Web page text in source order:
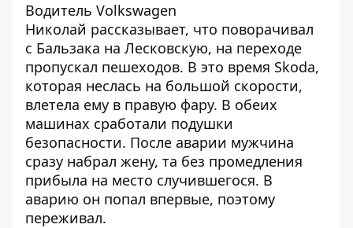
Водитель Volkswagen
Николай рассказывает, что поворачивал
с Бальзака на Лесковскую, на переходе
пропускал пешеходов. В это время Skoda,
которая неслась на большой скорости,
влетела ему в правую фару. В обеих
машинах сработали подушки
безопасности. После аварии мужчина
сразу набрал жену, та без промедления
прибыла на место случившегося. В
аварию он попал впервые, поэтому
переживал.